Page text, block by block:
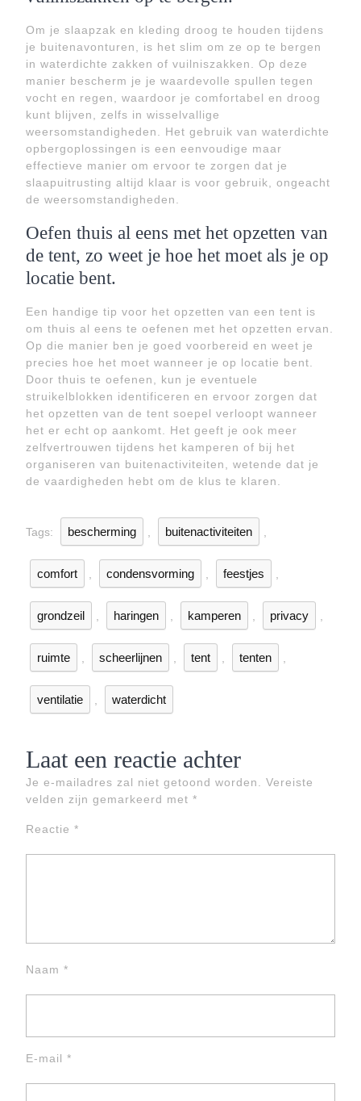
Om je slaapzak en kleding droog te houden tijdens
je buitenavonturen, is het slim om ze op te bergen
in waterdichte zakken of vuilniszakken. Op deze
manier bescherm je je waardevolle spullen tegen
vocht en regen, waardoor je comfortabel en droog
kunt blijven, zelfs in wisselvallige
weersomstandigheden. Het gebruik van waterdichte
opbergoplossingen is een eenvoudige maar
effectieve manier om ervoor te zorgen dat je
slaapuitrusting altijd klaar is voor gebruik, ongeacht
de weersomstandigheden.
Oefen thuis al eens met het opzetten van
de tent, zo weet je hoe het moet als je op
locatie bent.
Een handige tip voor het opzetten van een tent is
om thuis al eens te oefenen met het opzetten ervan.
Op die manier ben je goed voorbereid en weet je
precies hoe het moet wanneer je op locatie bent.
Door thuis te oefenen, kun je eventuele
struikelblokken identificeren en ervoor zorgen dat
het opzetten van de tent soepel verloopt wanneer
het er echt op aankomt. Het geeft je ook meer
zelfvertrouwen tijdens het kamperen of bij het
organiseren van buitenactiviteiten, wetende dat je
de vaardigheden hebt om de klus te klaren.
Tags: bescherming buitenactiviteiten
comfort condensvorming feestjes
grondzeil haringen kamperen privacy
ruimte scheerlijnen tent tenten
ventilatie waterdicht
Laat een reactie achter
Je e-mailadres zal niet getoond worden.
Vereiste
velden zijn gemarkeerd met *
Reactie *
Naam *
E-mail *